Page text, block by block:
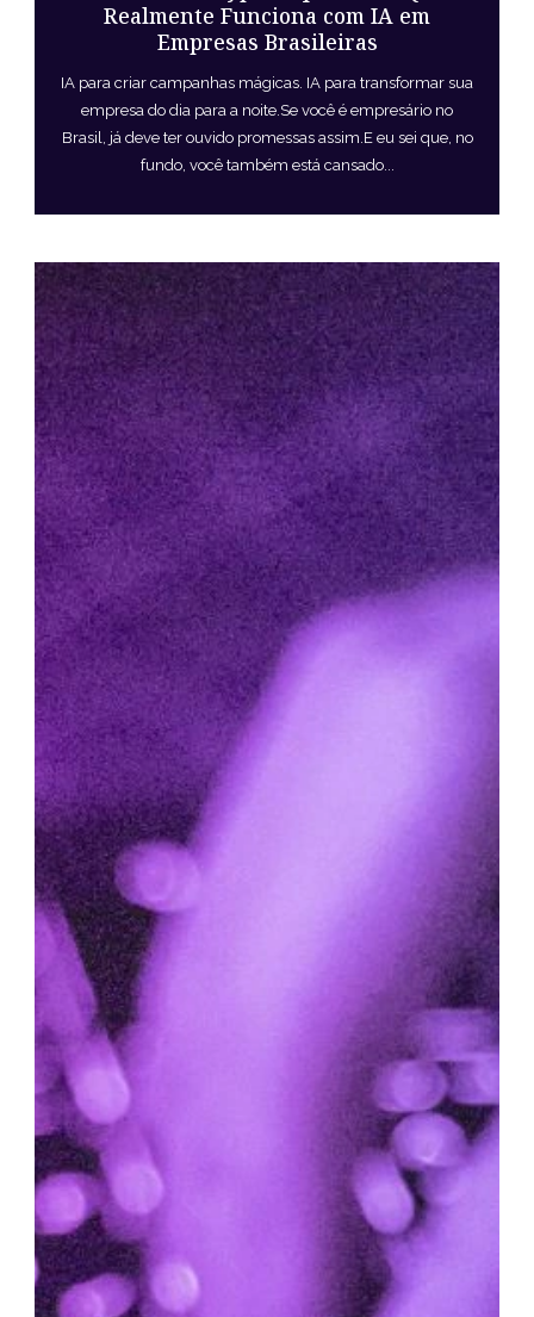
Realmente Funciona com IA em
Empresas Brasileiras
IA para criar campanhas mágicas. IA para transformar sua
empresa do dia para a noite.Se você é empresário no
Brasil, já deve ter ouvido promessas assim.E eu sei que, no
fundo, você também está cansado...